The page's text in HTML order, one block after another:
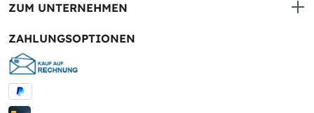
ZUM UNTERNEHMEN
ZAHLUNGSOPTIONEN